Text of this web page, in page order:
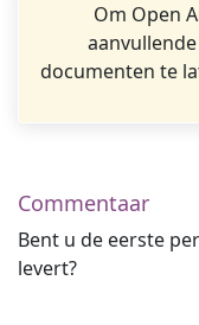
Om Open
documenten te
Commentaar
Bent u de eerste
levert?